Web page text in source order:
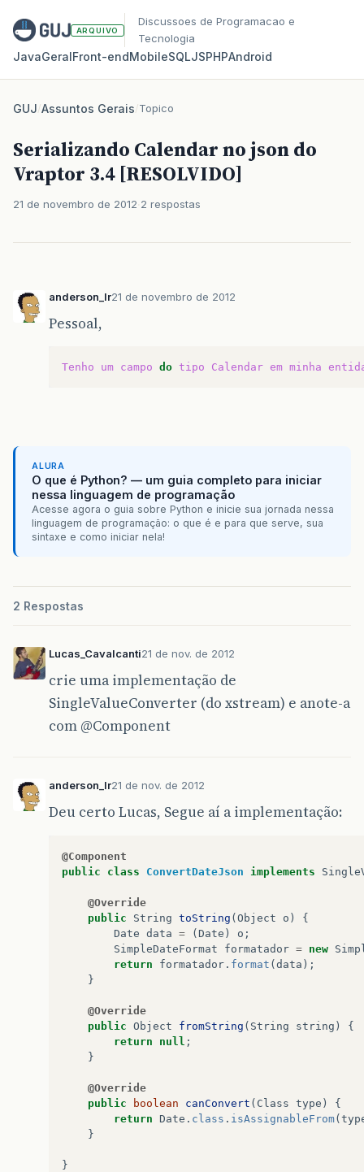
ARQUIVO
Discussoes de Programacao e
Tecnologia
JavaGeralFront‑endMobileSQLJSPHPAndroid
GUJ/Assuntos Gerais/Topico
Serializando Calendar no json do
Vraptor 3.4 [RESOLVIDO]
21 de novembro de 2012 2 respostas
anderson_lr21 de novembro de 2012
Pessoal,
Tenho um campo do tipo Calendar em minha
ALURA
O que é Python? — um guia completo para iniciar
nessa linguagem de programação
Acesse agora o guia sobre Python e inicie sua jornada nessa
linguagem de programação: o que é e para que serve, sua
sintaxe e como iniciar nela!
2 Respostas
Lucas_Cavalcanti21 de nov. de 2012
crie uma implementação de
SingleValueConverter (do xstream) e anote-a
com @Component
anderson_lr21 de nov. de 2012
Deu certo Lucas, Segue aí a implementação:
@Component
public
class ConvertDateJson implements
@Override
public
String toString ( Object o )
{
Date data = ( Date ) o ;
SimpleDateFormat
formatador = new
return
formatador . format ( data );
}
@Override
public Object fromString ( String string )
{
return
null ;
}
@Override
public
boolean canConvert ( Class type )
{
return Date . class . isAssignableFrom(
}
}